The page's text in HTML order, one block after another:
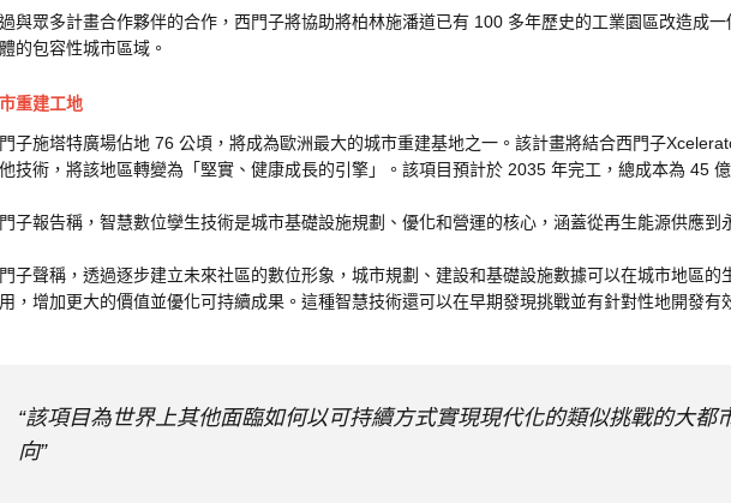
與眾多計畫合作夥伴的合作，西門子將協助將柏林施潘道已有 100 多年歷史的工業園區改造成
的包容性城市區域。
重建工地
子施塔特廣場佔地 76 公頃，將成為歐洲最大的城市重建基地之一。該計畫將結合西門子
技術，將該地區轉變為「堅實、健康成長的引擎」。該項目預計於 2035 年完工，總成本為 45 億
子報告稱，智慧數位孿生技術是城市基礎設施規劃、優化和營運的核心，涵蓋從再生能源供應到
子聲稱，透過逐步建立未來社區的數位形象，城市規劃​​、建設和基礎設施數據可以在城市地區的
，增加更大的價值並優化可持續成果。這種智慧技術還可以在早期發現挑戰並有針對性地開發有
“該項目為世界上其他面臨如何以可持續方式實現現代化的類似挑戰的大都
向”